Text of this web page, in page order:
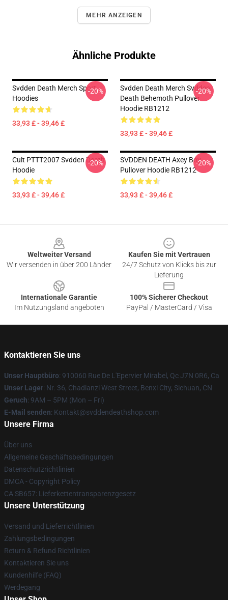
MEHR ANZEIGEN
Ähnliche Produkte
Svdden Death Merch Sport
Hoodies
33,93 £ - 39,46 £
-20%
Svdden Death Merch Svdden
Death Behemoth Pullover
Hoodie RB1212
33,93 £ - 39,46 £
-20%
Cult PTTT2007 Svdden Death
Hoodie
33,93 £ - 39,46 £
-20%
SVDDEN DEATH Axey Boy
Pullover Hoodie RB1212
33,93 £ - 39,46 £
-20%
Weltweiter Versand
Wir versenden in über 200 Länder
Kaufen Sie mit Vertrauen
24/7 Schutz von Klicks bis zur
Lieferung
Internationale Garantie
Im Nutzungsland angeboten
100% Sicherer Checkout
PayPal / MasterCard / Visa
Kontaktieren Sie uns
Unser Hauptbüro: 910060 Rue De L'Epervier Mirabel, Qc J7N 0R6, Ca
Unser Lager: Nr. 36, Chadianzi West Street, Benxi City, Sichuan, CN
Geruch: 9AM – 5PM (Mon – Fri)
E-Mail senden: Kontakt@svddendeathshop.com
Unsere Firma
Über uns
Allgemeine Geschäftsbedingungen
Datenschutzrichtlinien
DMCA - Copyright Policy
CA SB657: Lieferkettentransparenzgesetz
Unsere Unterstützung
Versand und Lieferrichtlinien
Zahlungsbedingungen
Return & Refund Richtlinien
Kontaktieren Sie uns
Kundenhilfe (FAQ)
Werdegang